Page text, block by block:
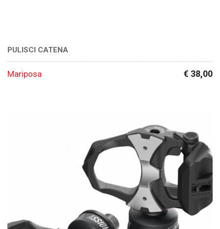
PULISCI CATENA
Mariposa € 38,00